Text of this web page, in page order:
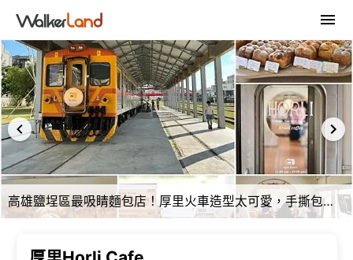
高雄鹽埕區最吸睛麵包店！厚里火車造型太可愛，手撕包與鹽可頌必補貨。